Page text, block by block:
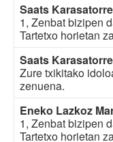
Saats
1, Zenbat bizipen
Tartetxo horietan
Saats
Zure txikitako
zenuena.
Eneko Lazkoz
1, Zenbat bizipen
Tartetxo horietan